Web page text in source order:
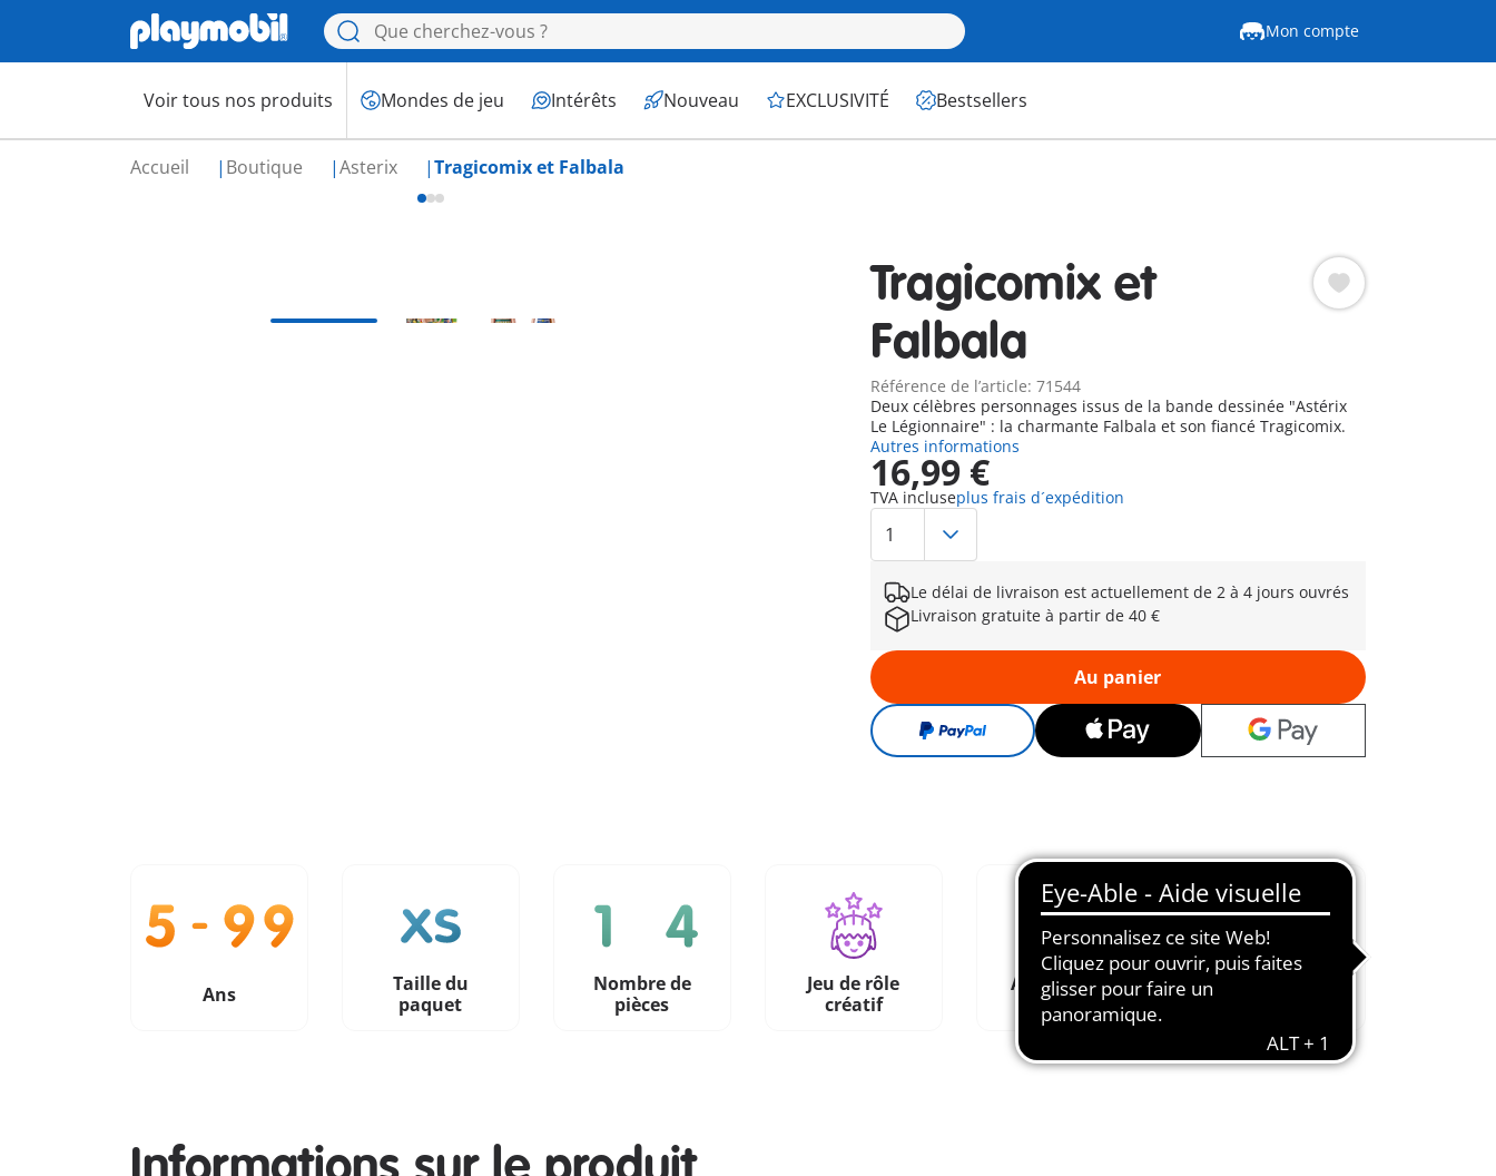
Mon compte
Voir tous nos produits Mondes de jeu Intérêts Nouveau EXCLUSIVITÉ Bestsellers
Accueil Boutique Asterix Tragicomix et Falbala
Tragicomix et
Falbala
Référence de l’article: 71544
Deux célèbres personnages issus de la bande dessinée "Astérix
Le Légionnaire" : la charmante Falbala et son fiancé Tragicomix.
Autres informations
16,99 €
TVA incluseplus frais d´expédition
Le délai de livraison est actuellement de 2 à 4 jours ouvrés
Livraison gratuite à partir de 40 €
Au panier
Ans
Taille du
paquet
Nombre de
pièces
Jeu de rôle
créatif
Aimé depuis
1974